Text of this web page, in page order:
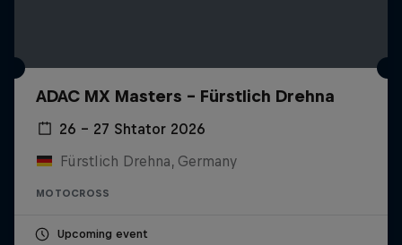
ADAC MX Masters – Fürstlich Drehna
26 – 27 Shtator 2026
Fürstlich Drehna, Germany
MOTOCROSS
Upcoming event